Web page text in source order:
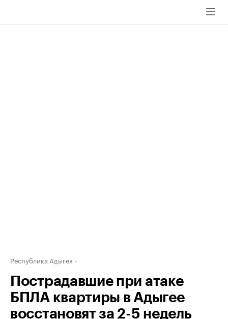
Республика Адыгея
Пострадавшие при атаке
БПЛА квартиры в Адыгее
восстановят за 2-5 недель